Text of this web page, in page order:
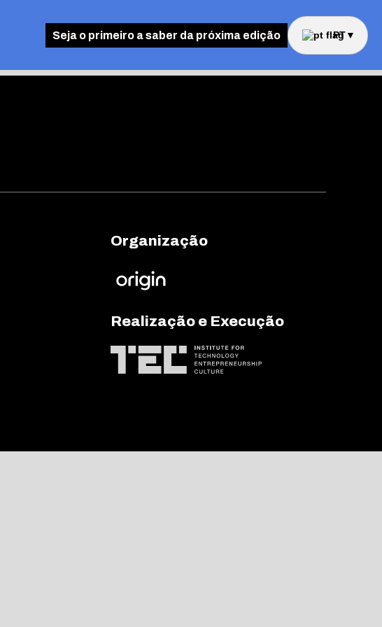
Seja o primeiro a saber da próxima edição PT▼
Organização
Realização e Execução